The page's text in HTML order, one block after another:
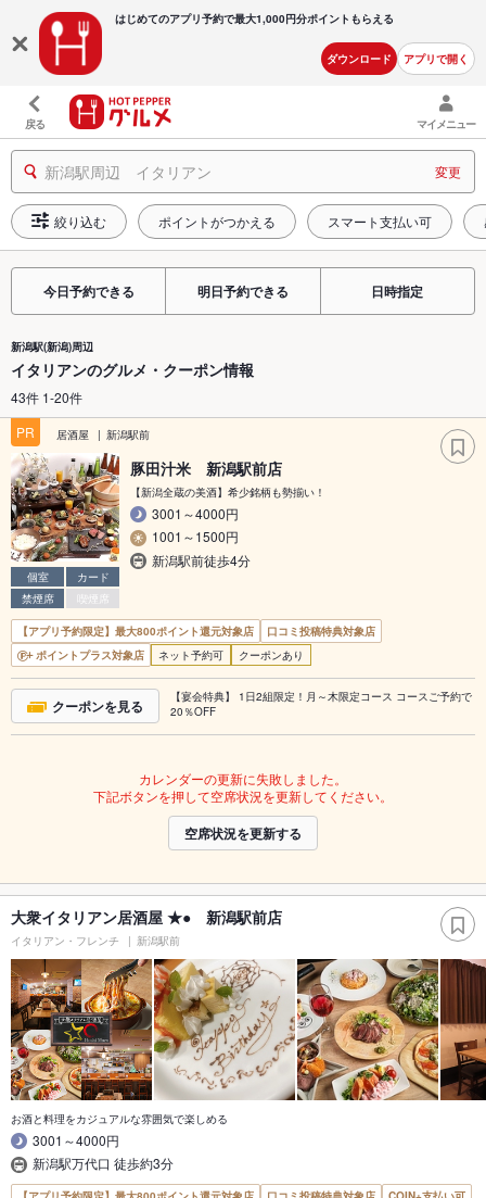
はじめてのアプリ予約で最大1,000円分ポイントもらえる
ダウンロード アプリで開く
戻る マイメニュー
新潟駅周辺 イタリアン 変更
絞り込む ポイントがつかえる スマート支払い可
今日予約できる 明日予約できる 日時指定
新潟駅(新潟)周辺
イタリアンのグルメ・クーポン情報
43件 1-20件
PR
居酒屋 新潟駅前
個室
カード
禁煙席
喫煙席
豚田汁米 新潟駅前店
【新潟全蔵の美酒】希少銘柄も勢揃い！
3001～4000円
1001～1500円
新潟駅前徒歩4分
【アプリ予約限定】最大800ポイント還元対象店
口コミ投稿特典対象店
ポイントプラス対象店
ネット予約可 クーポンあり
クーポンを見る
【宴会特典】 1日2組限定！月～木限定コース コースご予約で
20％OFF
カレンダーの更新に失敗しました。
下記ボタンを押して空席状況を更新してください。
空席状況を更新する
大衆イタリアン居酒屋 ★● 新潟駅前店
イタリアン・フレンチ 新潟駅前
お酒と料理をカジュアルな雰囲気で楽しめる
3001～4000円
新潟駅万代口 徒歩約3分